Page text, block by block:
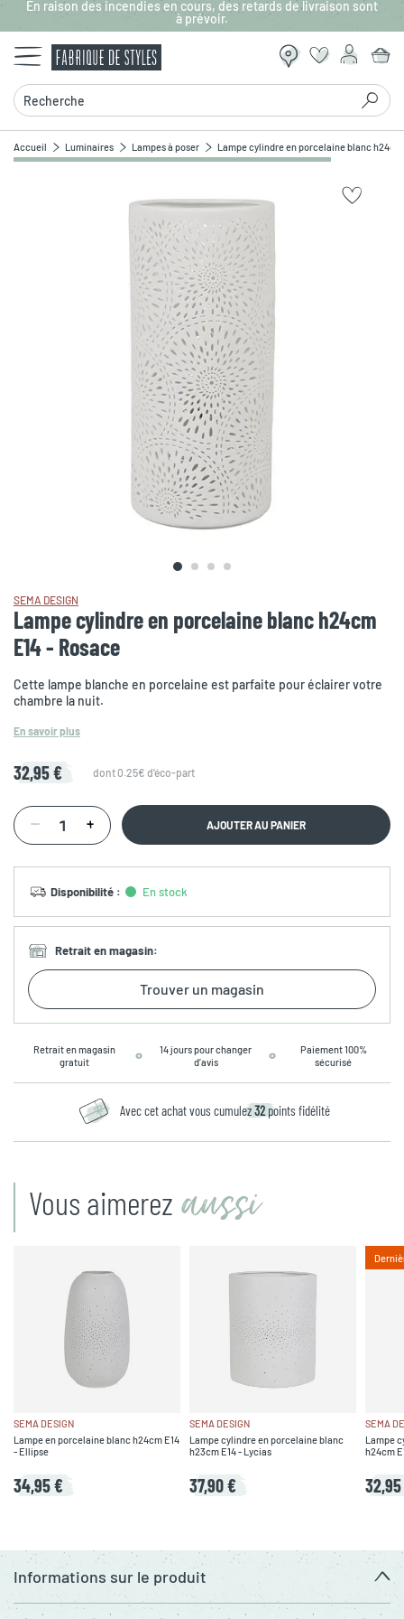
Aller au contenu principal
En raison des incendies en cours, des retards de livraison sont
à prévoir.
Recherche
Accueil Luminaires Lampes à poser Lampe cylindre en porcelaine blanc h24cm
SEMA DESIGN
Lampe cylindre en porcelaine blanc h24cm
E14 - Rosace
Cette lampe blanche en porcelaine est parfaite pour éclairer votre
chambre la nuit.
En savoir plus
32,95 € dont 0.25€ d'éco-part
AJOUTER AU PANIER
Disponibilité : En stock
Retrait en magasin:
Trouver un magasin
Retrait en magasin
gratuit
14 jours pour changer
d’avis
Paiement 100%
sécurisé
Avec cet achat vous cumulez32 points fidélité
Vous aimerez aussi
SEMA DESIGN
Lampe en porcelaine blanc h24cm E14
- Ellipse
34,95 €
SEMA DESIGN
Lampe cylindre en porcelaine blanc
h23cm E14 - Lycias
37,90 €
SEMA
Lampe
h24cm
Informations sur le produit